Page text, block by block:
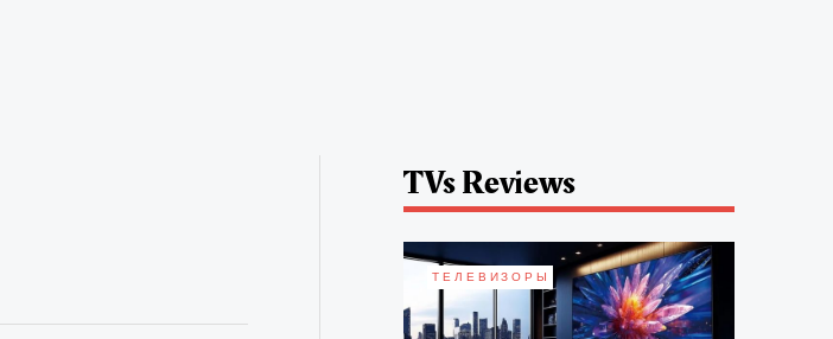
TVs Reviews
ТЕЛЕВИЗОРЫ